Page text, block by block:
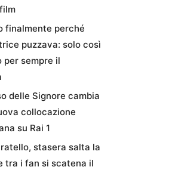
finalmente perché
puzzava: solo così
per sempre il
delle Signore cambia
collocazione
su Rai 1
stasera salta la
tra i fan si scatena il